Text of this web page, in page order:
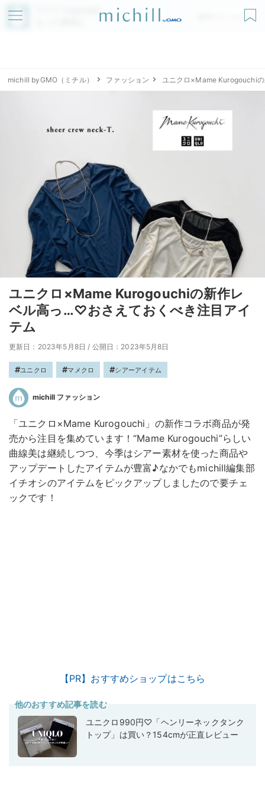
アプリでmichillが
無料ダウンロード
michill byGMO（ミチル） ファッション ユニクロ×Mame Kurogouchi
ユニクロ×Mame Kurogouchiの新作レ
ベル高っ…♡おさえておくべき注目アイ
テム
更新日：2023年5月8日 / 公開日：2023年5月8日
ユニクロ マメクロ シアーアイテム
michill ファッション
「ユニクロ×Mame Kurogouchi」の新作コラボ商品が発
売から注目を集めています！“Mame Kurogouchi”らしい
曲線美は継続しつつ、今季はシアー素材を使った商品や
アップデートしたアイテムが豊富♪なかでもmichill編集部
イチオシのアイテムをピックアップしましたので要チェ
ックです！
【PR】おすすめショップはこちら
他のおすすめ記事を読む
ユニクロ990円♡「ヘンリーネックタンク
トップ」は買い？154cmが正直レビュー